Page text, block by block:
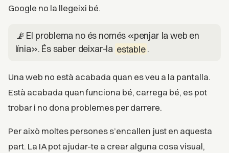
Google no la llegeixi bé.
📡 El problema no és només «penjar la web en
línia». És saber deixar-la estable .
Una web no està acabada quan es veu a la pantalla.
Està acabada quan funciona bé, carrega bé, es pot
trobar i no dona problemes per darrere.
Per això moltes persones s’encallen just en aquesta
part. La IA pot ajudar-te a crear alguna cosa visual,